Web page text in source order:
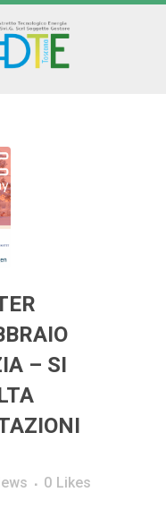
– SI
0 Likes